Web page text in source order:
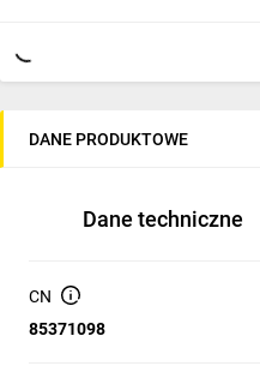
DANE PRODUKTOWE
Dane techniczne
CN
85371098